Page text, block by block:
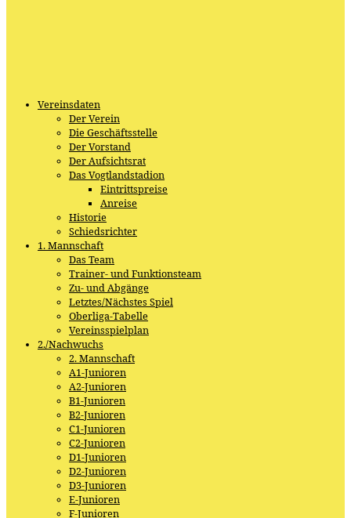
Vereinsdaten
Der Verein
Die Geschäftsstelle
Der Vorstand
Der Aufsichtsrat
Das Vogtlandstadion
Eintrittspreise
Anreise
Historie
Schiedsrichter
1. Mannschaft
Das Team
Trainer- und Funktionsteam
Zu- und Abgänge
Letztes/Nächstes Spiel
Oberliga-Tabelle
Vereinsspielplan
2./Nachwuchs
2. Mannschaft
A1-Junioren
A2-Junioren
B1-Junioren
B2-Junioren
C1-Junioren
C2-Junioren
D1-Junioren
D2-Junioren
D3-Junioren
E-Junioren
F-Junioren